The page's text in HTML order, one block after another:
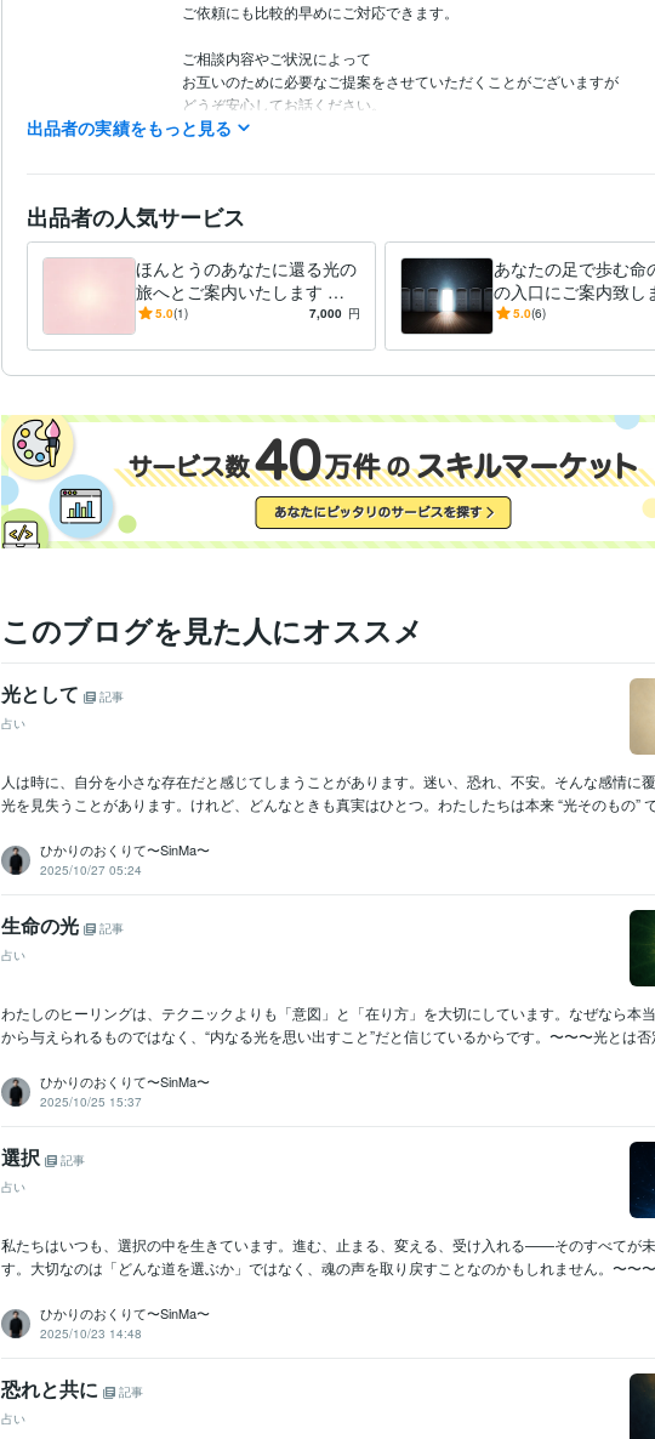
ご依頼にも比較的早めにご対応できます。
ご相談内容やご状況によって
お互いのために必要なご提案をさせていただくことがございますが
どうぞ安心してお話ください。
得意分野 占い 光に還るためのエネルギーワーク
エネルギー感度 ヒーリング スピリチュアル エネルギーワーク
魂の
マインドリセット
自己理解 感性の目覚め 光へ還る旅 癒しの時間
出品者の実績をもっと見る
出品者の人気サービス
ほんとうのあなたに還る光の
旅へとご案内いたします ほ
んとうのあなたに還る旅、あ
5.0(1) 7,000 円
あなたの足で歩む命
の入口にご案内致し
のエネルギー、見つ
5.0(6)
このブログを見た人にオススメ
光として
記事
占い
人は時に、自分を小さな存在だと感じてしまうことがあります。迷い、恐れ、不安。そんな感情に
光を見失うことがあります。けれど、どんなときも真実はひとつ。わたしたちは本来 “光そのもの”
ひかりのおくりて〜SinMa〜
2025/10/27 05:24
生命の光
記事
占い
わたしのヒーリングは、テクニックよりも「意図」と「在り方」を大切にしています。なぜなら本
から与えられるものではなく、“内なる光を思い出すこと”だと信じているからです。〜〜〜光とは否
ひかりのおくりて〜SinMa〜
2025/10/25 15:37
選択
記事
占い
私たちはいつも、選択の中を生きています。進む、止まる、変える、受け入れる——そのすべてが
す。大切なのは「どんな道を選ぶか」ではなく、魂の声を取り戻すことなのかもしれません。〜〜
ひかりのおくりて〜SinMa〜
2025/10/23 14:48
恐れと共に
記事
占い